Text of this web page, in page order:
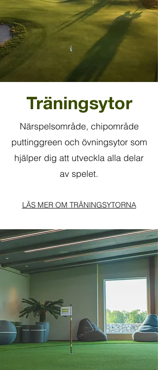
Träningsytor
Närspelsområde, chipområde
puttinggreen och övningsytor som
hjälper dig att utveckla alla delar
av spelet.
LÄS MER OM TRÄNINGSYTORNA